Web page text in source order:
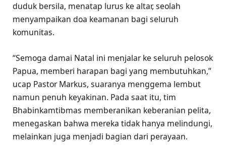
duduk bersila, menatap lurus ke altar, seolah
menyampaikan doa keamanan bagi seluruh
komunitas.
“Semoga damai Natal ini menjalar ke seluruh pelosok
Papua, memberi harapan bagi yang membutuhkan,”
ucap Pastor Markus, suaranya menggema lembut
namun penuh keyakinan. Pada saat itu, tim
Bhabinkamtibmas memberanikan keberanian pelita,
menegaskan bahwa mereka tidak hanya melindungi,
melainkan juga menjadi bagian dari perayaan.